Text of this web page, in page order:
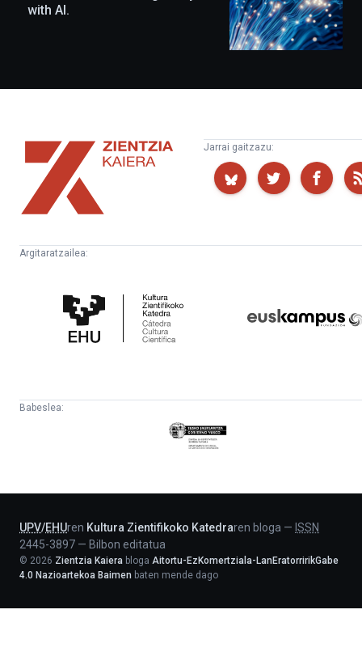
with AI.
Zientzia
Kaiera
Jarrai gaitzazu:
Argitaratzailea:
Zientifikoko
Katedra
Babeslea:
Eusko
Jaurlaritza
UPV/EHUren Kultura Zientifikoko Katedraren bloga — ISSN
2445-3897 — Bilbon editatua
© 2026 Zientzia Kaiera bloga Aitortu-EzKomertziala-LanEratorririkGabe
4.0 Nazioartekoa Baimen baten mende dago